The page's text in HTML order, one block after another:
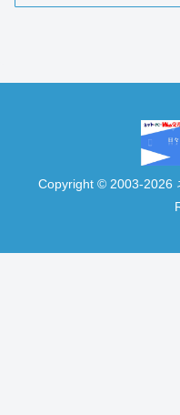
Copyright © 2003-2026